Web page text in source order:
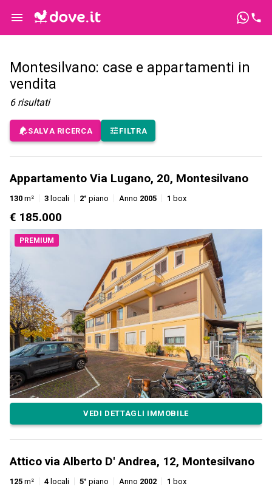
Montesilvano: case e appartamenti in
vendita
6 risultati
SALVA RICERCA FILTRA
Appartamento Via Lugano, 20, Montesilvano
130 m² 3 locali 2° piano Anno 2005 1 box
€ 185.000
PREMIUM
VEDI DETTAGLI IMMOBILE
Attico via Alberto D' Andrea, 12, Montesilvano
125 m² 4 locali 5° piano Anno 2002 1 box